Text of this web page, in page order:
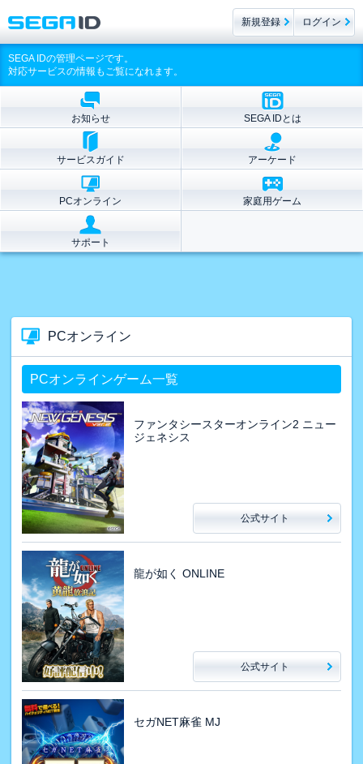
SEGA IDの管理ページです。
対応サービスの情報もご覧になれます。
お知らせ SEGA IDとは
サービスガイド アーケード
PCオンライン 家庭用ゲーム
サポート
PCオンライン
PCオンラインゲーム一覧
ファンタシースターオンライン2 ニュー
ジェネシス
公式サイト
龍が如く ONLINE
公式サイト
セガNET麻雀 MJ
新規登録 ログイン